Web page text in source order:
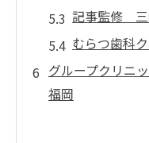
記事監修 三
むらつ歯科
グループクリニ
福岡